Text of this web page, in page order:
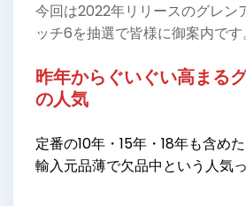
今回は2022年リリースのグレン
ッチ6を抽選で皆様に御案内です。
昨年からぐいぐい高まる
の人気
定番の10年・15年・18年も含め
輸入元品薄で欠品中という人気っ